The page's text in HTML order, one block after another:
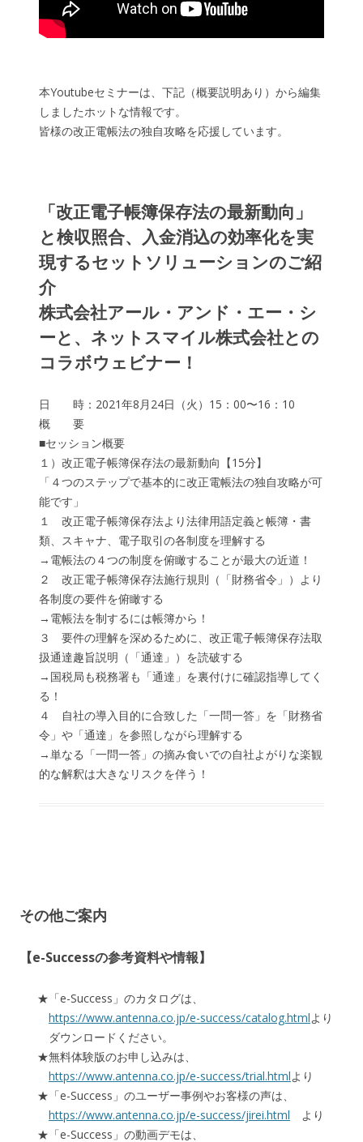
本Youtubeセミナーは、下記（概要説明あり）から編集
しましたホットな情報です。
皆様の改正電帳法の独自攻略を応援しています。
「改正電子帳簿保存法の最新動向」
と検収照合、入金消込の効率化を実
現するセットソリューションのご紹
介
株式会社アール・アンド・エー・シ
ーと、ネットスマイル株式会社との
コラボウェビナー！
日 時：2021年8月24日（火）15：00〜16：10
概 要
■セッション概要
１）改正電子帳簿保存法の最新動向【15分】
「４つのステップで基本的に改正電帳法の独自攻略が可
能です」
１ 改正電子帳簿保存法より法律用語定義と帳簿・書
類、スキャナ、電子取引の各制度を理解する
→電帳法の４つの制度を俯瞰することが最大の近道！
２ 改正電子帳簿保存法施行規則（「財務省令」）より
各制度の要件を俯瞰する
→電帳法を制するには帳簿から！
３ 要件の理解を深めるために、改正電子帳簿保存法取
扱通達趣旨説明（「通達」）を読破する
→国税局も税務署も「通達」を裏付けに確認指導してく
る！
４ 自社の導入目的に合致した「一問一答」を「財務省
令」や「通達」を参照しながら理解する
→単なる「一問一答」の摘み食いでの自社よがりな楽観
的な解釈は大きなリスクを伴う！
その他ご案内
【e-Successの参考資料や情報】
「e-Success」のカタログは、
https://www.antenna.co.jp/e-success/catalog.htmlより
ダウンロードください。
無料体験版のお申し込みは、
https://www.antenna.co.jp/e-success/trial.htmlより
「e-Success」のユーザー事例やお客様の声は、
https://www.antenna.co.jp/e-success/jirei.html より
「e-Success」の動画デモは、